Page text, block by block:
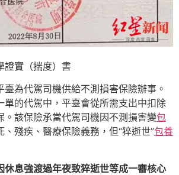
實（揣度）書
為代駕司機供給不測損害保險辦事。
單的代駕中，平臺會從所需支出中扣除
。該保險承當代駕司機因不測損害變包
、殘疾、醫療保險義務，但“猝逝世”包養
休息強渡過年夜致猝逝世等成一審核心